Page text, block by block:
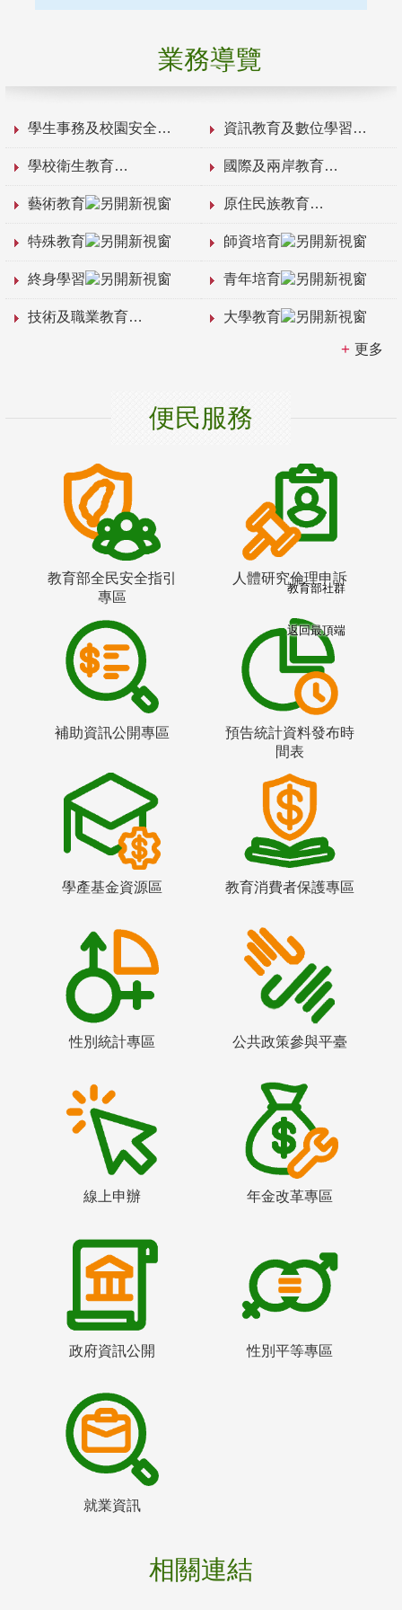
業務導覽
學生事務及校園安全 資訊教育及數位學習
學校衛生教育 國際及兩岸教育
藝術教育 原住民族教育
特殊教育 師資培育
終身學習 青年培育
技術及職業教育 大學教育
更多
便民服務
教育部全民安全指引
專區
人體研究倫理申訴
補助資訊公開專區
預告統計資料發布時
間表
學產基金資源區 教育消費者保護專區
性別統計專區 公共政策參與平臺
線上申辦 年金改革專區
政府資訊公開 性別平等專區
就業資訊
相關連結
教育部社群
返回最頂端